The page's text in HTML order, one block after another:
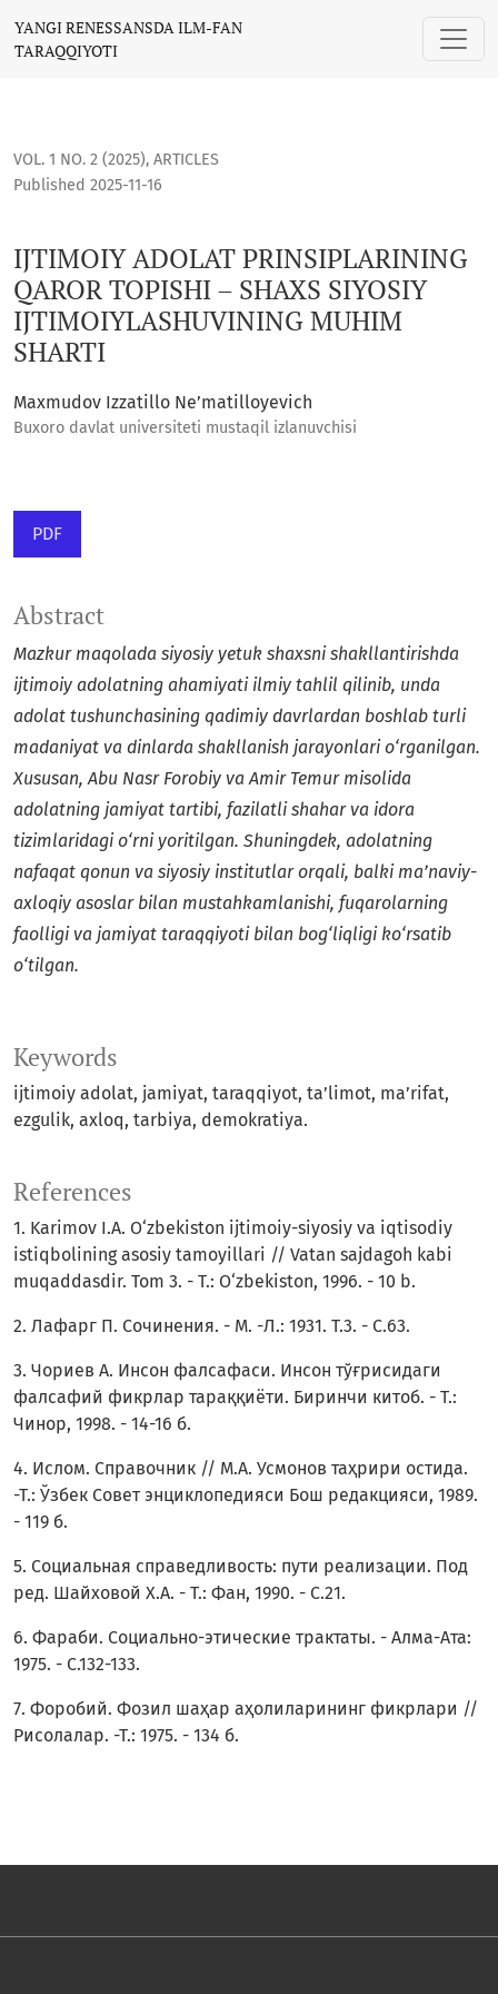
IJTIMOIY ADOLAT PRINSIPLARINING QAROR TOPISHI –
YANGI RENESSANSDA ILM-FAN
TARAQQIYOTI
VOL. 1 NO. 2 (2025), ARTICLES
IJTIMOIY ADOLAT PRINSIPLARINING
QAROR TOPISHI – SHAXS SIYOSIY
IJTIMOIYLASHUVINING MUHIM
SHARTI
Published 2025-11-16
Maxmudov Izzatillo Ne’matilloyevich
Buxoro davlat universiteti mustaqil izlanuvchisi
PDF
Keywords
ijtimoiy adolat, jamiyat, taraqqiyot, ta’limot, ma’rifat,
ezgulik, axloq, tarbiya, demokratiya.
Abstract
Mazkur maqolada siyosiy yetuk shaxsni shakllantirishda
ijtimoiy adolatning ahamiyati ilmiy tahlil qilinib, unda
adolat tushunchasining qadimiy davrlardan boshlab turli
madaniyat va dinlarda shakllanish jarayonlari o‘rganilgan.
Xususan, Abu Nasr Forobiy va Amir Temur misolida
adolatning jamiyat tartibi, fazilatli shahar va idora
tizimlaridagi o‘rni yoritilgan. Shuningdek, adolatning
nafaqat qonun va siyosiy institutlar orqali, balki ma’naviy-
axloqiy asoslar bilan mustahkamlanishi, fuqarolarning
faolligi va jamiyat taraqqiyoti bilan bog‘liqligi ko‘rsatib
o‘tilgan.
References
1. Karimov I.A. O‘zbekiston ijtimoiy-siyosiy va iqtisodiy
istiqbolining asosiy tamoyillari // Vatan sajdagoh kabi
muqaddasdir. Tom 3. - T.: O‘zbekiston, 1996. - 10 b.
2. Лафарг П. Сочинения. - М. -Л.: 1931. Т.3. - С.63.
3. Чориев А. Инсон фалсафаси. Инсон тўғрисидаги
фалсафий фикрлар тараққиёти. Биринчи китоб. - Т.:
Чинор, 1998. - 14-16 б.
4. Ислом. Справочник // М.А. Усмонов таҳрири остида.
-Т.: Ўзбек Совет энциклопедияси Бош редакцияси, 1989.
- 119 б.
5. Социальная справедливость: пути реализации. Под
ред. Шайховой Х.А. - Т.: Фан, 1990. - С.21.
6. Фараби. Социально-этические трактаты. - Алма-Ата:
1975. - С.132-133.
7. Форобий. Фозил шаҳар аҳолиларининг фикрлари //
Рисолалар. -Т.: 1975. - 134 б.